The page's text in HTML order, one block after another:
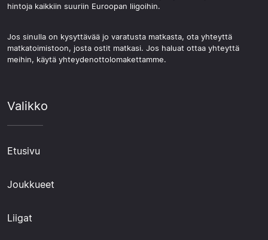
hintoja kaikkiin suuriin Euroopan liigoihin.
Jos sinulla on kysyttävää jo varatusta matkasta, ota yhteyttä
matkatoimistoon, josta ostit matkasi. Jos haluat ottaa yhteyttä
meihin, käytä yhteydenottolomakettamme.
Valikko
Etusivu
Joukkueet
Liigat